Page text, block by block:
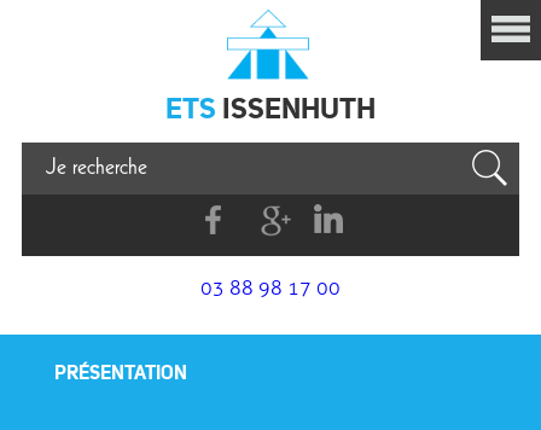
Issenhuth
ETS ISSENHUTH
FacebookG+
Linkedin
03 88 98 17 00
PRÉSENTATION